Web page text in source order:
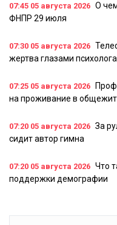
07:45 05 августа 2026 О
ФНПР 29 июля
07:30 05 августа 2026
жертва глазами психолога
07:25 05 августа 2026
на проживание в
07:20 05 августа 2026 За
сидит автор гимна
07:20 05 августа 2026 Что
поддержки демографии